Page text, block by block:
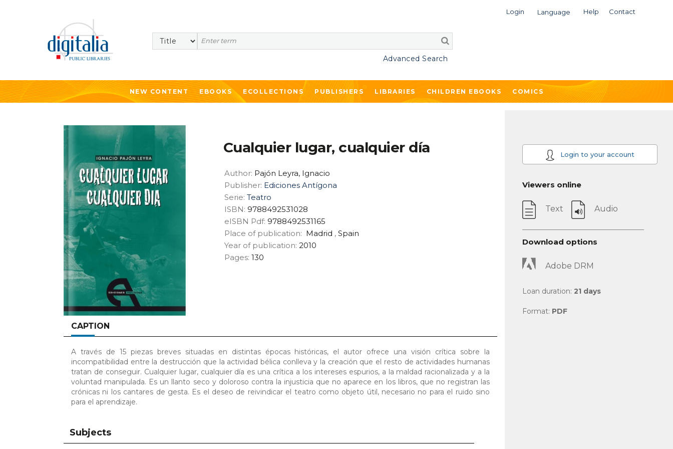
Login Language Help Contact
Search
Advanced Search
NEW CONTENT EBOOKS ECOLLECTIONS PUBLISHERS LIBRARIES CHILDREN EBOOKS COMICS
Cualquier lugar, cualquier día
Author: Pajón Leyra, Ignacio
Publisher: Ediciones Antígona
Serie: Teatro
ISBN: 9788492531028
eISBN Pdf: 9788492531165
Place of publication: Madrid , Spain
Year of publication: 2010
Pages: 130
CAPTION
A través de 15 piezas breves situadas en distintas épocas históricas, el autor ofrece una visión crítica sobre la
incompatibilidad entre la destrucción que la actividad bélica conlleva y la creación que el resto de actividades humanas
tratan de conseguir. Cualquier lugar, cualquier día es una crítica a los intereses espurios, a la maldad racionalizada y a la
voluntad manipulada. Es un llanto seco y doloroso contra la injusticia que no aparece en los libros, que no registran las
crónicas ni los cantares de gesta. Es el deseo de reivindicar el teatro como objeto útil, necesario no para el ruido sino
para el aprendizaje.
Subjects
Login to your account
Viewers online
Text Audio
Download options
Adobe DRM
Loan duration: 21 days
Format: PDF